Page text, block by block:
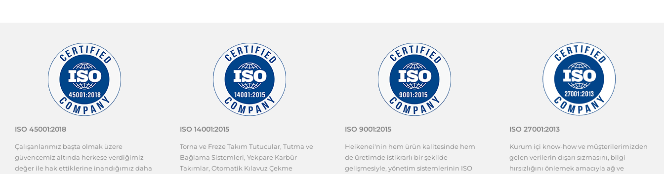
ISO 45001:2018
Çalışanlarımız başta olmak üzere
güvencemiz altında herkese verdiğimiz
değer ile hak ettiklerine inandığımız daha
ISO 14001:2015
Torna ve Freze Takım Tutucular, Tutma ve
Bağlama Sistemleri, Yekpare Karbür
Takımlar, Otomatik Kılavuz Çekme
ISO 9001:2015
Heikenei'nin hem ürün kalitesinde hem
de üretimde istikrarlı bir şekilde
gelişmesiyle, yönetim sistemlerinin ISO
ISO 27001:2013
Kurum içi know-how ve müşterilerimizden
gelen verilerin dışarı sızmasını, bilgi
hırsızlığını önlemek amacıyla ağ ve